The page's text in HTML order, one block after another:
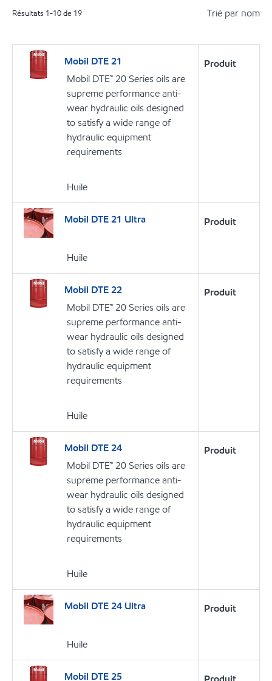
Résultats 1-10de 19 Trié par nom
Mobil DTE 21
Mobil DTE™ 20 Series oils are
supreme performance anti-
wear hydraulic oils designed
to satisfy a wide range of
hydraulic equipment
requirements
Huile
Produit
Mobil DTE 21 Ultra
Huile
Produit
Mobil DTE 22
Mobil DTE™ 20 Series oils are
supreme performance anti-
wear hydraulic oils designed
to satisfy a wide range of
hydraulic equipment
requirements
Huile
Produit
Mobil DTE 24
Mobil DTE™ 20 Series oils are
supreme performance anti-
wear hydraulic oils designed
to satisfy a wide range of
hydraulic equipment
requirements
Huile
Produit
Mobil DTE 24 Ultra
Huile
Produit
Mobil DTE 25